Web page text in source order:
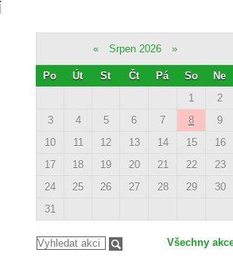
« Srpen 2026 »
Po Út St Čt Pá So
Ne
1
2
3
4 5 6 7 8
9
10
11 12 13 14 15
16
17
18 19 20 21 22
23
24
25 26 27 28 29
30
31
Všechny